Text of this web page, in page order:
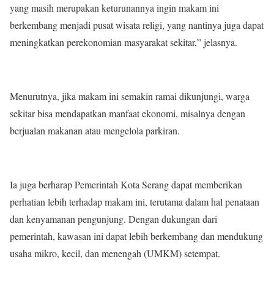
yang masih merupakan keturunannya ingin makam ini
berkembang menjadi pusat wisata religi, yang nantinya juga dapat
meningkatkan perekonomian masyarakat sekitar,” jelasnya.
Menurutnya, jika makam ini semakin ramai dikunjungi, warga
sekitar bisa mendapatkan manfaat ekonomi, misalnya dengan
berjualan makanan atau mengelola parkiran.
Ia juga berharap Pemerintah Kota Serang dapat memberikan
perhatian lebih terhadap makam ini, terutama dalam hal penataan
dan kenyamanan pengunjung. Dengan dukungan dari
pemerintah, kawasan ini dapat lebih berkembang dan mendukung
usaha mikro, kecil, dan menengah (UMKM) setempat.